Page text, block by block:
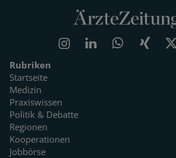
Rubriken
Startseite
Medizin
Praxiswissen
Politik & Debatte
Regionen
Kooperationen
Jobbörse